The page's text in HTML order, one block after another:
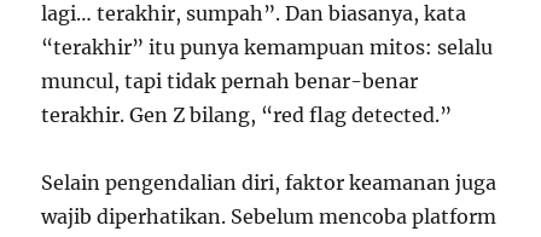
lagi… terakhir, sumpah”. Dan biasanya, kata
“terakhir” itu punya kemampuan mitos: selalu
muncul, tapi tidak pernah benar-benar
terakhir. Gen Z bilang, “red flag detected.”
Selain pengendalian diri, faktor keamanan juga
wajib diperhatikan. Sebelum mencoba platform